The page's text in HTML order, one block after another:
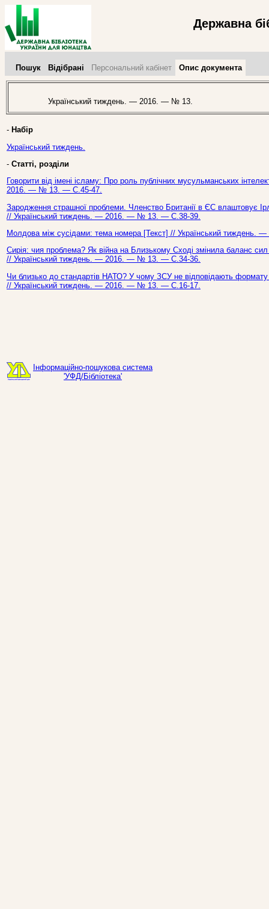
Державна
Пошук Відібрані Персональний кабінет Опис документа
Український тиждень. — 2016. — № 13.
- Набір
Український тиждень.
- Статті, розділи
Говорити від імені ісламу: Про роль публічних мусульманських
2016. — № 13. — С.45-47.
Зародження страшної проблеми. Членство Британії в ЄС влаштовує
// Український тиждень. — 2016. — № 13. — С.38-39.
Молдова між сусідами: тема номера [Текст] // Український
Сирія: чия проблема? Як війна на Близькому Сході змінила баланс
// Український тиждень. — 2016. — № 13. — С.34-36.
Чи близько до стандартів НАТО? У чому ЗСУ не відповідають
// Український тиждень. — 2016. — № 13. — С.16-17.
Інформаційно-пошукова система
'УФД/Бібліотека'